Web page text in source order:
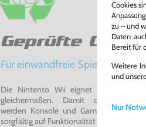
Geprüfte
Für einwandfreie Spielerlebnisse
Die Nintento Wii eignet sich perfekt
gleichermaßen. Damit du ein
werden Konsole und Game in unserer
sorgfältig auf Funktionalität getestet,
Cookies
zu – und
Daten
Bereit für
Weitere
und
Nur